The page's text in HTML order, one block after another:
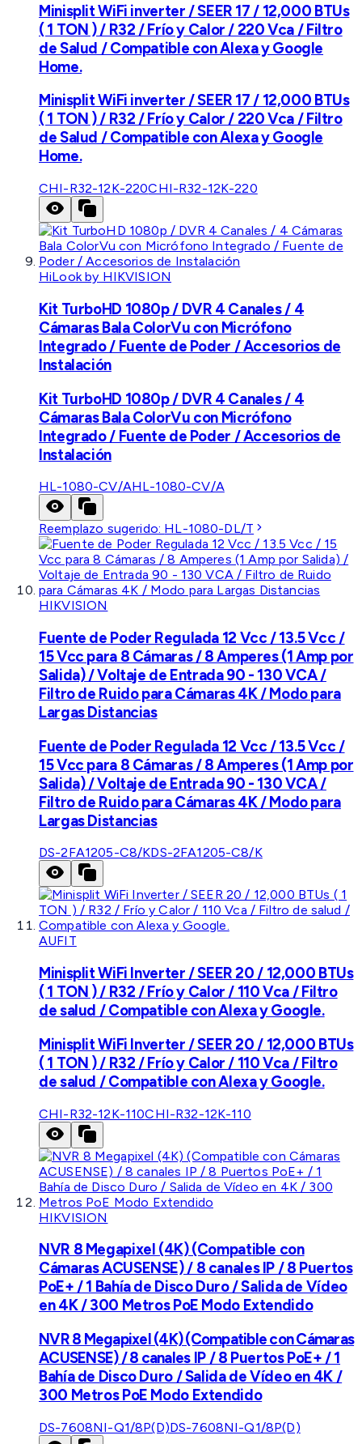
Minisplit WiFi inverter / SEER 17 / 12,000 BTUs
( 1 TON ) / R32 / Frío y Calor / 220 Vca / Filtro
de Salud / Compatible con Alexa y Google
Home.
Minisplit WiFi inverter / SEER 17 / 12,000 BTUs
( 1 TON ) / R32 / Frío y Calor / 220 Vca / Filtro
de Salud / Compatible con Alexa y Google
Home.
CHI-R32-12K-220CHI-R32-12K-220
HiLook by HIKVISION
Kit TurboHD 1080p / DVR 4 Canales / 4
Cámaras Bala ColorVu con Micrófono
Integrado / Fuente de Poder / Accesorios de
Instalación
Kit TurboHD 1080p / DVR 4 Canales / 4
Cámaras Bala ColorVu con Micrófono
Integrado / Fuente de Poder / Accesorios de
Instalación
HL-1080-CV/AHL-1080-CV/A
Reemplazo sugerido: HL-1080-DL/T
HIKVISION
Fuente de Poder Regulada 12 Vcc / 13.5 Vcc /
15 Vcc para 8 Cámaras / 8 Amperes (1 Amp por
Salida) / Voltaje de Entrada 90 - 130 VCA /
Filtro de Ruido para Cámaras 4K / Modo para
Largas Distancias
Fuente de Poder Regulada 12 Vcc / 13.5 Vcc /
15 Vcc para 8 Cámaras / 8 Amperes (1 Amp por
Salida) / Voltaje de Entrada 90 - 130 VCA /
Filtro de Ruido para Cámaras 4K / Modo para
Largas Distancias
DS-2FA1205-C8/KDS-2FA1205-C8/K
AUFIT
Minisplit WiFi Inverter / SEER 20 / 12,000 BTUs
( 1 TON ) / R32 / Frío y Calor / 110 Vca / Filtro
de salud / Compatible con Alexa y Google.
Minisplit WiFi Inverter / SEER 20 / 12,000 BTUs
( 1 TON ) / R32 / Frío y Calor / 110 Vca / Filtro
de salud / Compatible con Alexa y Google.
CHI-R32-12K-110CHI-R32-12K-110
HIKVISION
NVR 8 Megapixel (4K) (Compatible con
Cámaras ACUSENSE) / 8 canales IP / 8 Puertos
PoE+ / 1 Bahía de Disco Duro / Salida de Vídeo
en 4K / 300 Metros PoE Modo Extendido
NVR 8 Megapixel (4K) (Compatible con Cámaras
ACUSENSE) / 8 canales IP / 8 Puertos PoE+ / 1
Bahía de Disco Duro / Salida de Vídeo en 4K /
300 Metros PoE Modo Extendido
DS-7608NI-Q1/8P(D)DS-7608NI-Q1/8P(D)